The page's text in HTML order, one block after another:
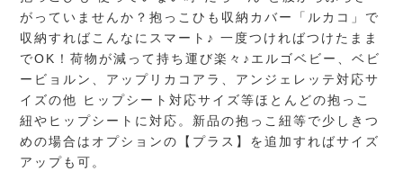
がっていませんか？抱っこひも収納カバー「ルカコ」で
収納すればこんなにスマート♪ 一度つければつけたまま
でOK！荷物が減って持ち運び楽々♪エルゴベビー、ベビ
ービョルン、アップリカコアラ、アンジェレッテ対応サ
イズの他 ヒップシート対応サイズ等ほとんどの抱っこ
紐やヒップシートに対応。新品の抱っこ紐等で少しきつ
めの場合はオプションの【プラス】を追加すればサイズ
アップも可。